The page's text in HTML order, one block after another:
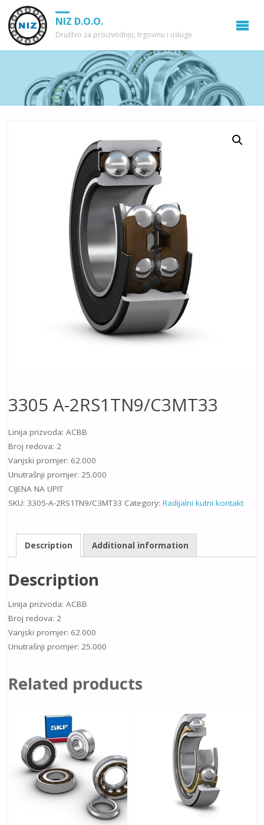
NIZ D.O.O.
Društvo za proizvodnju, trgovinu i usluge
3305 A-2RS1TN9/C3MT33
Linija prizvoda: ACBB
Broj redova: 2
Vanjski promjer: 62.000
Unutrašnji promjer: 25.000
CIJENA NA UPIT
SKU: 3305-A-2RS1TN9/C3MT33 Category: Radijalni kutni kontakt
Description Additional information
Description
Linija prizvoda: ACBB
Broj redova: 2
Vanjski promjer: 62.000
Unutrašnji promjer: 25.000
Related products